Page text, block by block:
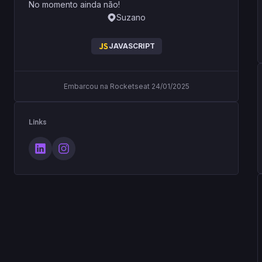
No momento ainda não!
Suzano
JAVASCRIPT
Embarcou na Rocketseat 24/01/2025
Links